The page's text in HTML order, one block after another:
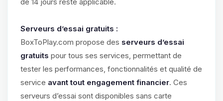
Serveurs d’essai gratuits :
BoxToPlay.com propose des serveurs d’essai
gratuits pour tous ses services, permettant de
tester les performances, fonctionnalités et qualité de
service avant tout engagement financier. Ces
serveurs d’essai sont disponibles sans carte